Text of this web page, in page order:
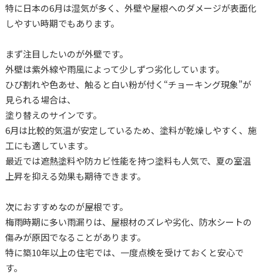
特に日本の6月は湿気が多く、外壁や屋根へのダメージが表面化
しやすい時期でもあります。
まず注目したいのが外壁です。
外壁は紫外線や雨風によって少しずつ劣化しています。
ひび割れや色あせ、触ると白い粉が付く“チョーキング現象”が
見られる場合は、
塗り替えのサインです。
6月は比較的気温が安定しているため、塗料が乾燥しやすく、施
工にも適しています。
最近では遮熱塗料や防カビ性能を持つ塗料も人気で、夏の室温
上昇を抑える効果も期待できます。
次におすすめなのが屋根です。
梅雨時期に多い雨漏りは、屋根材のズレや劣化、防水シートの
傷みが原因でなることがあります。
特に築10年以上の住宅では、一度点検を受けておくと安心で
す。